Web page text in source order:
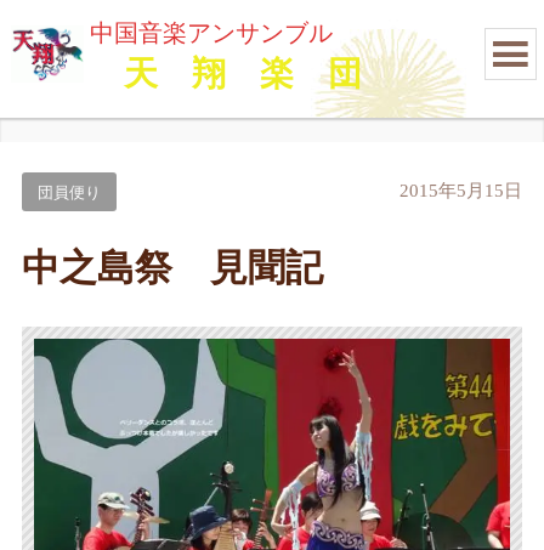
中国音楽アンサンブル
天 翔 楽 団
団員便り 2015年5月15日
中之島祭 見聞記